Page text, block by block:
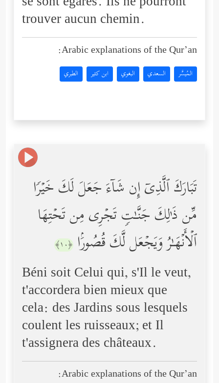
trouver aucun chemin.
Arabic explanations of the Qur’an:
المُيسَّر السعدي البغوي ابن كثير الطبري
تَبَارَكَ ٱلَّذِیۤ إِن شَاۤءَ جَعَلَ لَكَ خَیۡرࣰا
مِّن ذَ ٰ⁠لِكَ جَنَّـٰتࣲ تَجۡرِی مِن تَحۡتِهَا
ٱلۡأَنۡهَـٰرُ وَیَجۡعَل لَّكَ قُصُورَۢا ﴿١٠﴾
Béni soit Celui qui, s'Il le veut,
t'accordera bien mieux que
cela: des Jardins sous lesquels
coulent les ruisseaux; et Il
t'assignera des châteaux.
Arabic explanations of the Qur’an: